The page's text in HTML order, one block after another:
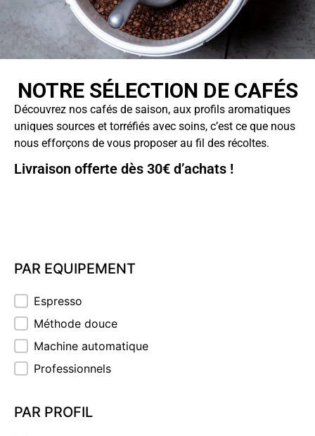
NOTRE SÉLECTION DE CAFÉS
Découvrez nos cafés de saison, aux profils aromatiques
uniques sources et torréfiés avec soins, c’est ce que nous
nous efforçons de vous proposer au fil des récoltes.
Livraison offerte dès 30€ d’achats !
PAR EQUIPEMENT
PAR EQUIPEMENT
Espresso
Méthode douce
Machine automatique
Professionnels
PAR PROFIL